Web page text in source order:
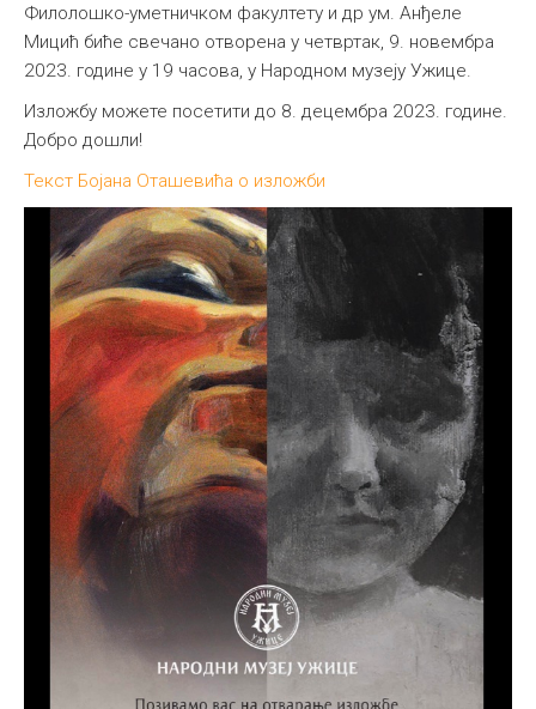
Филолошко-уметничком факултету и др ум. Анђеле
Мицић биће свечано отворена у четвртак, 9. новембра
2023. године у 19 часова, у Народном музеју Ужице.
Изложбу можете посетити до 8. децембра 2023. године.
Добро дошли!
Текст Бојана Оташевића о изложби